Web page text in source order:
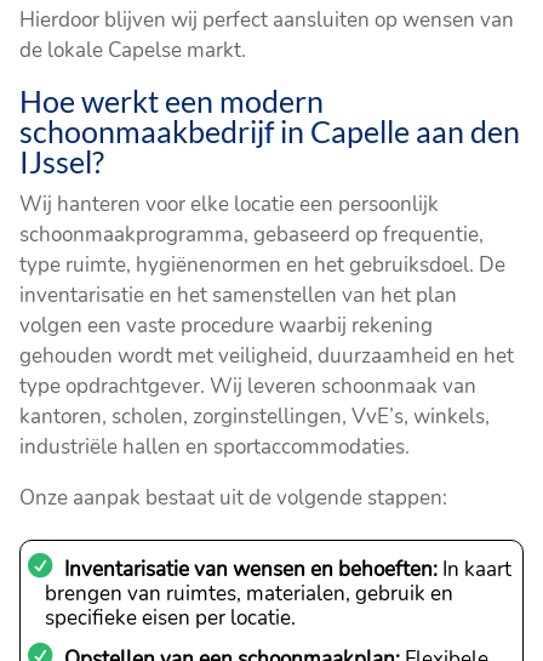
Hierdoor blijven wij perfect aansluiten op wensen van
de lokale Capelse markt.
Hoe werkt een modern
schoonmaakbedrijf in Capelle aan den
IJssel?
Wij hanteren voor elke locatie een persoonlijk
schoonmaakprogramma, gebaseerd op frequentie,
type ruimte, hygiënenormen en het gebruiksdoel. De
inventarisatie en het samenstellen van het plan
volgen een vaste procedure waarbij rekening
gehouden wordt met veiligheid, duurzaamheid en het
type opdrachtgever. Wij leveren schoonmaak van
kantoren, scholen, zorginstellingen, VvE’s, winkels,
industriële hallen en sportaccommodaties.
Onze aanpak bestaat uit de volgende stappen:
Inventarisatie van wensen en behoeften: In kaart
brengen van ruimtes, materialen, gebruik en
specifieke eisen per locatie.